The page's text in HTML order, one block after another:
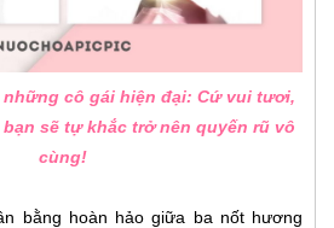
cô gái hiện đại: Cứ vui tươi,
sẽ tự khắc trở nên quyến rũ vô
cùng!
bằng hoàn hảo giữa ba nốt hương